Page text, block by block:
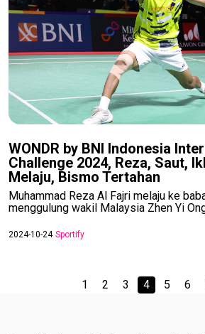
WONDR by BNI Indonesia
Challenge 2024, Reza, Saut,
Melaju, Bismo Tertahan
Muhammad Reza Al Fajri melaju ke
menggulung wakil Malaysia Zhen Yi
2024-10-24 Sportify
1 2 3 4 5 6